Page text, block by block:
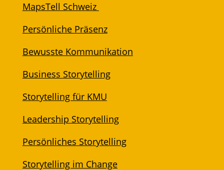
MapsTell Schweiz
Persönliche Präsenz
Bewusste Kommunikation
Business Storytelling
Storytelling für KMU
Leadership Storytelling
Persönliches Storytelling
Storytelling im Change